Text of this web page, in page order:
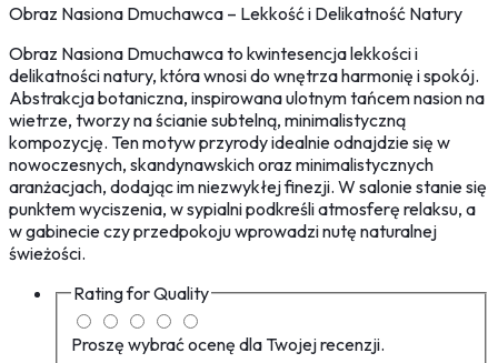
Obraz Nasiona Dmuchawca – Lekkość i Delikatność Natury
Obraz Nasiona Dmuchawca to kwintesencja lekkości i
delikatności natury, która wnosi do wnętrza harmonię i spokój.
Abstrakcja botaniczna, inspirowana ulotnym tańcem nasion na
wietrze, tworzy na ścianie subtelną, minimalistyczną
kompozycję. Ten motyw przyrody idealnie odnajdzie się w
nowoczesnych, skandynawskich oraz minimalistycznych
aranżacjach, dodając im niezwykłej finezji. W salonie stanie się
punktem wyciszenia, w sypialni podkreśli atmosferę relaksu, a
w gabinecie czy przedpokoju wprowadzi nutę naturalnej
świeżości.
Rating forQuality
Proszę wybrać ocenę dla Twojej recenzji.